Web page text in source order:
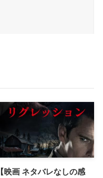
【映画 ネタバレなしの感